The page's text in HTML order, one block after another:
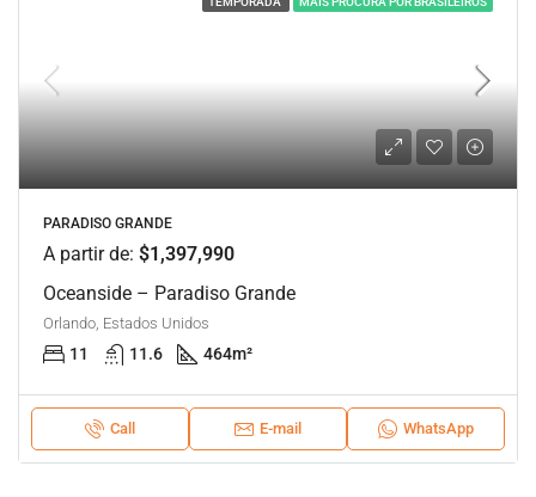
PARADISO GRANDE
A partir de: $1,397,990
Oceanside – Paradiso Grande
Orlando, Estados Unidos
11 11.6 464m²
Call E-mail WhatsApp